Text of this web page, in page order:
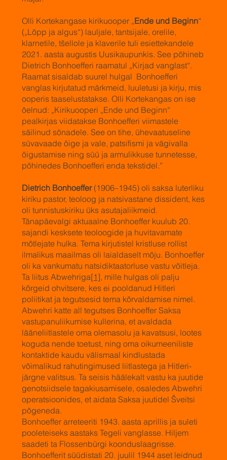
Olli Kortekangase kirikuooper „Ende und Beginn“
(„Lõpp ja algus“) lauljale, tantsijale, orelile,
klarnetile, tšellole ja klaverile tuli esiettekandele
2021. aasta augustis Uusikaupunkis. See põhineb
Dietrich Bonhoefferi raamatul „Kirjad vanglast“.
Raamat sisaldab suurel hulgal Bonhoefferi
vanglas kirjutatud märkmeid, luuletusi ja kirju, mis
ooperis taaselustatakse. Olli Kortekangas on ise
öelnud: „Kirikuooperi „Ende und Beginn“
pealkirjas viidatakse Bonhoefferi viimastele
säilinud sõnadele. See on tihe, ühevaatuseline
süvavaade õige ja vale, patsifismi ja vägivalla
õigustamise ning süü ja armulikkuse tunnetesse,
põhinedes Bonhoefferi enda tekstidel.”
Dietrich Bonhoeffer(1906–1945) oli saksa luterliku
kiriku pastor, teoloog ja natsivastane dissident, kes
oli tunnistuskiriku üks asutajaliikmeid.
Tänapäevalgi aktuaalne Bonhoeffer kuulub 20.
sajandi kesksete teoloogide ja huvitavamate
mõtlejate hulka. Tema kirjutistel kristluse rollist
ilmalikus maailmas oli laialdaselt mõju. Bonhoeffer
oli ka vankumatu natsidiktaatorluse vastu võitleja.
Ta liitus Abwehriga[1], mille hulgas oli palju
kõrgeid ohvitsere, kes ei pooldanud Hitleri
poliitikat ja tegutsesid tema kõrvaldamise nimel.
Abwehri katte all tegutses Bonhoeffer Saksa
vastupanuliikumise kullerina, et avaldada
lääneliitlastele oma olemasolu ja kavatsusi, lootes
koguda nende toetust, ning oma oikumeeniliste
kontaktide kaudu välismaal kindlustada
võimalikud rahutingimused liitlastega ja Hitleri-
järgne valitsus. Ta seisis häälekalt vastu ka juutide
genotsiidsele tagakiusamisele, osaledes Abwehri
operatsioonides, et aidata Saksa juutidel Šveitsi
põgeneda.
Bonhoeffer arreteeriti 1943. aasta aprillis ja suleti
pooleteiseks aastaks Tegeli vanglasse. Hiljem
saadeti ta Flossenbürgi koonduslaagrisse.
Bonhoefferit süüdistati 20. juulil 1944 aset leidnud